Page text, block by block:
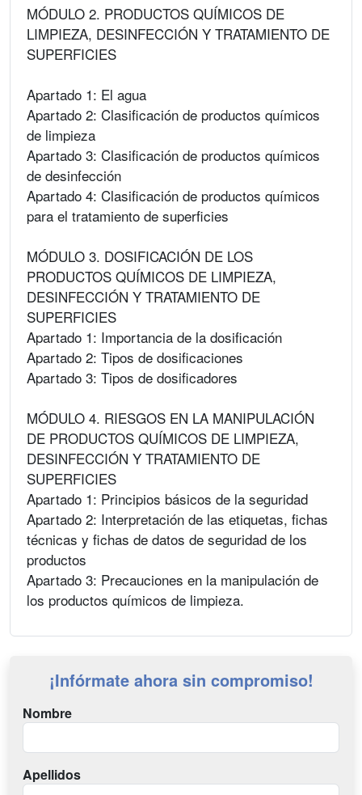
MÓDULO 2. PRODUCTOS QUÍMICOS DE
LIMPIEZA, DESINFECCIÓN Y TRATAMIENTO DE
SUPERFICIES
Apartado 1: El agua
Apartado 2: Clasificación de productos químicos
de limpieza
Apartado 3: Clasificación de productos químicos
de desinfección
Apartado 4: Clasificación de productos químicos
para el tratamiento de superficies
MÓDULO 3. DOSIFICACIÓN DE LOS
PRODUCTOS QUÍMICOS DE LIMPIEZA,
DESINFECCIÓN Y TRATAMIENTO DE
SUPERFICIES
Apartado 1: Importancia de la dosificación
Apartado 2: Tipos de dosificaciones
Apartado 3: Tipos de dosificadores
MÓDULO 4. RIESGOS EN LA MANIPULACIÓN
DE PRODUCTOS QUÍMICOS DE LIMPIEZA,
DESINFECCIÓN Y TRATAMIENTO DE
SUPERFICIES
Apartado 1: Principios básicos de la seguridad
Apartado 2: Interpretación de las etiquetas, fichas
técnicas y fichas de datos de seguridad de los
productos
Apartado 3: Precauciones en la manipulación de
los productos químicos de limpieza.
¡Infórmate ahora sin compromiso!
Nombre
Apellidos